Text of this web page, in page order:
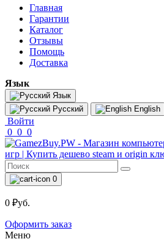
Главная
Гарантии
Каталог
Отзывы
Помощь
Доставка
Язык
Язык
Русский
English
Войти
0 0 0
0
0 ₽уб.
Оформить заказ
Меню